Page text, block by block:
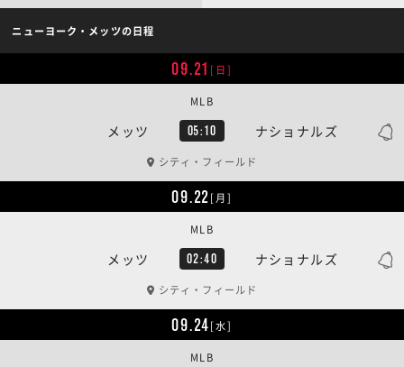
ニューヨーク・メッツの日程
09.21 [日]
メッツ 05:10 ナショナルズ
MLB
シティ・フィールド
09.22[月]
メッツ 02:40 ナショナルズ
MLB
シティ・フィールド
09.24[水]
MLB